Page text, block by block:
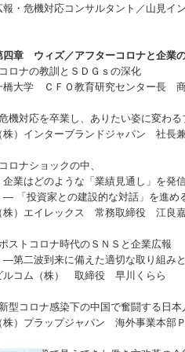
報・危機対応コンサルタント／山見
四章 ウィズ／アフターコロナと企業
ロナの教訓とＳＤＧｓの深化
橋大学 ＣＦＯ教育研究センター長
機対応を卒業し、ありたい姿に変わ
株）インターブランドジャパン 社長
ロナショックの中、
業はどのような「業績見通し」を発
「投資家との建設的な対話」を進め
株）エイレックス 常務取締役 江良
ストコロナ時代のＳＮＳと企業広報
第二波到来に備えた適切な取り組み
ルコム（株） 取締役 早川くらら
型コロナ感染下の中国で奮闘する日本
株）プラップジャパン 海外事業本部